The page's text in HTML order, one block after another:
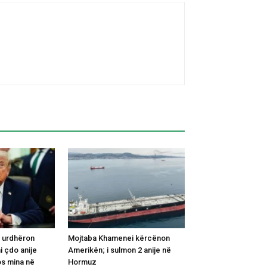
urdhëron
çdo anije
mina në
Mojtaba Khamenei kërcënon
Amerikën; i sulmon 2 anije në
Hormuz